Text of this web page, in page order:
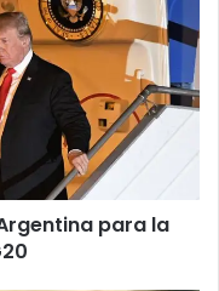
para la